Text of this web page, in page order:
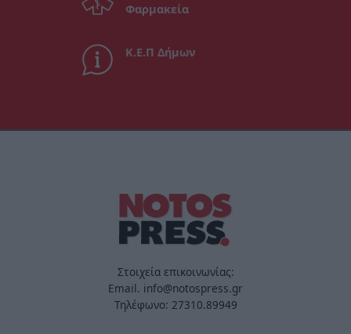
Φαρμακεία
Κ.Ε.Π Δήμων
Στοιχεία επικοινωνίας:
Email. info@notospress.gr
Τηλέφωνο: 27310.89949